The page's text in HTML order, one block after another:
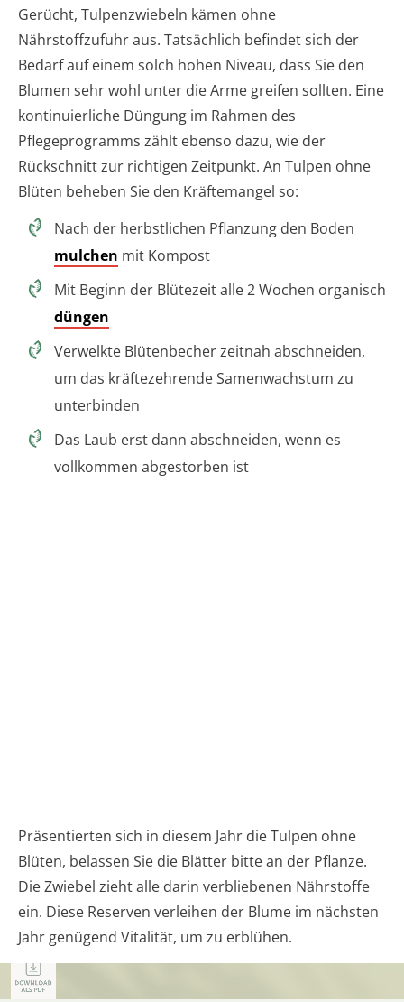
Gerücht, Tulpenzwiebeln kämen ohne
Nährstoffzufuhr aus. Tatsächlich befindet sich der
Bedarf auf einem solch hohen Niveau, dass Sie den
Blumen sehr wohl unter die Arme greifen sollten. Eine
kontinuierliche Düngung im Rahmen des
Pflegeprogramms zählt ebenso dazu, wie der
Rückschnitt zur richtigen Zeitpunkt. An Tulpen ohne
Blüten beheben Sie den Kräftemangel so:
Nach der herbstlichen Pflanzung den Boden
mulchen mit Kompost
Mit Beginn der Blütezeit alle 2 Wochen organisch
düngen
Verwelkte Blütenbecher zeitnah abschneiden,
um das kräftezehrende Samenwachstum zu
unterbinden
Das Laub erst dann abschneiden, wenn es
vollkommen abgestorben ist
Präsentierten sich in diesem Jahr die Tulpen ohne
Blüten, belassen Sie die Blätter bitte an der Pflanze.
Die Zwiebel zieht alle darin verbliebenen Nährstoffe
ein. Diese Reserven verleihen der Blume im nächsten
Jahr genügend Vitalität, um zu erblühen.